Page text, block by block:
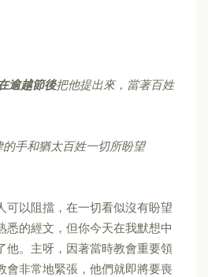
逾越節後把他提出來，當著百姓
的手和猶太百姓一切所盼望
可以阻擋，在一切看似沒有盼望
的經文，但你今天在我默想中
他。主呀，因著當時教會重要領
會非常地緊張，他們就即將要喪